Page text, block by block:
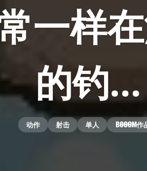
一样
的钓…
动作 射击 单人 作